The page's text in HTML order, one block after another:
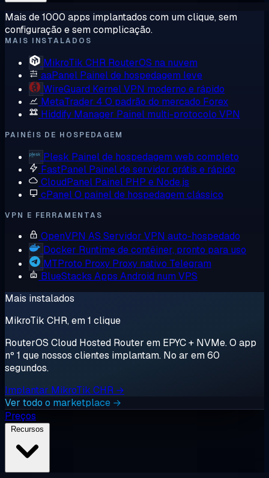
Mais de 1000 apps implantados com um clique, sem
configuração e sem complicação.
MAIS INSTALADOS
MikroTik CHR RouterOS na nuvem
aaPanel Painel de hospedagem leve
WireGuard Kernel VPN moderno e rápido
MetaTrader 4 O padrão do mercado Forex
Hiddify Manager Painel multi-protocolo VPN
PAINÉIS DE HOSPEDAGEM
Plesk Painel de hospedagem web completo
FastPanel Painel de servidor grátis e rápido
CloudPanel Painel PHP e Node.js
cPanelO painel de hospedagem clássico
VPN E FERRAMENTAS
OpenVPN AS Servidor VPN auto-hospedado
Docker Runtime de contêiner, pronto para uso
MTProto Proxy Proxy nativo Telegram
BlueStacks Apps Android num VPS
Mais instalados
MikroTik CHR, em 1 clique
RouterOS Cloud Hosted Router em EPYC + NVMe. O app
nº 1 que nossos clientes implantam. No ar em 60
segundos.
Implantar MikroTik CHR →
Ver todo o marketplace →
Preços